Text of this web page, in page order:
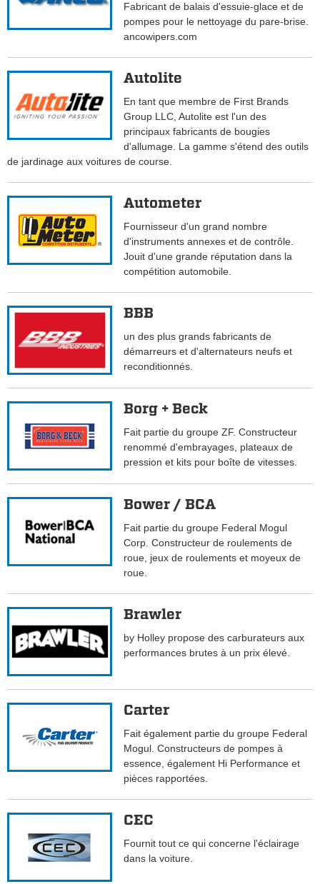
Fabricant de balais d'essuie-glace et de
pompes pour le nettoyage du pare-brise.
ancowipers.com
Autolite
En tant que membre de First Brands
Group LLC, Autolite est l'un des
principaux fabricants de bougies
d'allumage. La gamme s'étend des outils
de jardinage aux voitures de course.
Autometer
Fournisseur d'un grand nombre
d'instruments annexes et de contrôle.
Jouit d'une grande réputation dans la
compétition automobile.
BBB
un des plus grands fabricants de
démarreurs et d'alternateurs neufs et
reconditionnés.
Borg + Beck
Fait partie du groupe ZF. Constructeur
renommé d'embrayages, plateaux de
pression et kits pour boîte de vitesses.
Bower / BCA
Fait partie du groupe Federal Mogul
Corp. Constructeur de roulements de
roue, jeux de roulements et moyeux de
roue.
Brawler
by Holley propose des carburateurs aux
performances brutes à un prix élevé.
Carter
Fait également partie du groupe Federal
Mogul. Constructeurs de pompes à
essence, également Hi Performance et
pièces rapportées.
CEC
Fournit tout ce qui concerne l'éclairage
dans la voiture.